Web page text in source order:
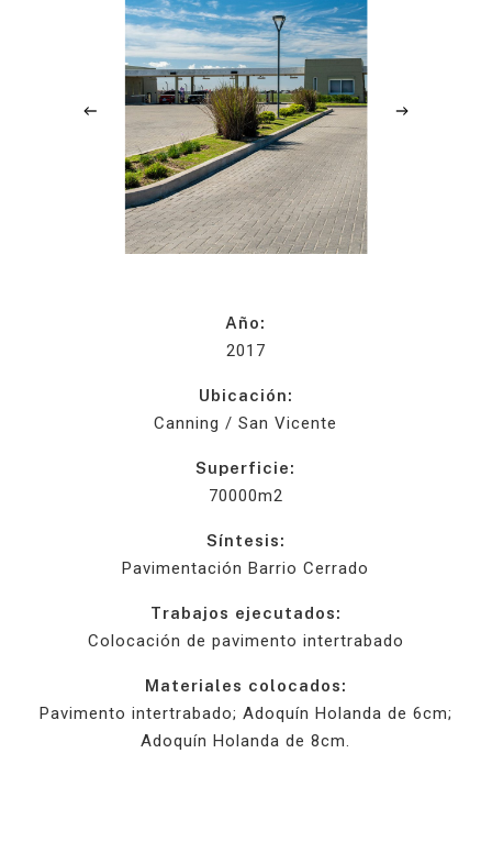
Año:
2017
Ubicación:
Canning / San Vicente
Superficie:
70000m2
Síntesis:
Pavimentación Barrio Cerrado
Trabajos ejecutados:
Colocación de pavimento intertrabado
Materiales colocados:
Pavimento intertrabado; Adoquín Holanda de 6cm;
Adoquín Holanda de 8cm.